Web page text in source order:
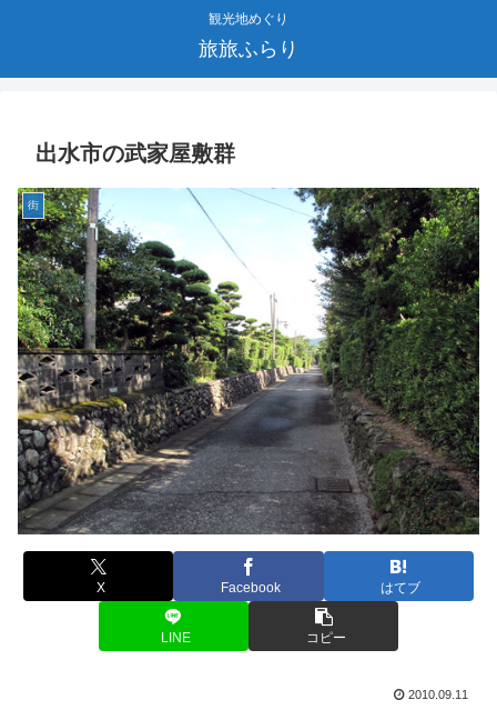
観光地めぐり
旅旅ふらり
出水市の武家屋敷群
街
X Facebook はてブ
LINE コピー
2010.09.11